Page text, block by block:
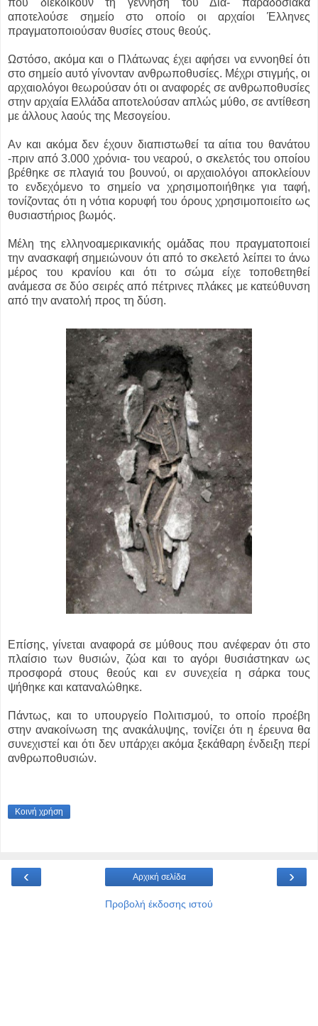
που διεκδικούν τη γέννηση του Δία- παραδοσιακά
αποτελούσε σημείο στο οποίο οι αρχαίοι Έλληνες
πραγματοποιούσαν θυσίες στους θεούς.
Ωστόσο, ακόμα και ο Πλάτωνας έχει αφήσει να εννοηθεί ότι
στο σημείο αυτό γίνονταν ανθρωποθυσίες. Μέχρι στιγμής, οι
αρχαιολόγοι θεωρούσαν ότι οι αναφορές σε ανθρωποθυσίες
στην αρχαία Ελλάδα αποτελούσαν απλώς μύθο, σε αντίθεση
με άλλους λαούς της Μεσογείου.
Αν και ακόμα δεν έχουν διαπιστωθεί τα αίτια του θανάτου
-πριν από 3.000 χρόνια- του νεαρού, ο σκελετός του οποίου
βρέθηκε σε πλαγιά του βουνού, οι αρχαιολόγοι αποκλείουν
το ενδεχόμενο το σημείο να χρησιμοποιήθηκε για ταφή,
τονίζοντας ότι η νότια κορυφή του όρους χρησιμοποιείτο ως
θυσιαστήριος βωμός.
Μέλη της ελληνοαμερικανικής ομάδας που πραγματοποιεί
την ανασκαφή σημειώνουν ότι από το σκελετό λείπει το άνω
μέρος του κρανίου και ότι το σώμα είχε τοποθετηθεί
ανάμεσα σε δύο σειρές από πέτρινες πλάκες με κατεύθυνση
από την ανατολή προς τη δύση.
Επίσης, γίνεται αναφορά σε μύθους που ανέφεραν ότι στο
πλαίσιο των θυσιών, ζώα και το αγόρι θυσιάστηκαν ως
προσφορά στους θεούς και εν συνεχεία η σάρκα τους
ψήθηκε και καταναλώθηκε.
Πάντως, και το υπουργείο Πολιτισμού, το οποίο προέβη
στην ανακοίνωση της ανακάλυψης, τονίζει ότι η έρευνα θα
συνεχιστεί και ότι δεν υπάρχει ακόμα ξεκάθαρη ένδειξη περί
ανθρωποθυσιών.
Κοινή χρήση
‹ ›
Αρχική σελίδα
Προβολή έκδοσης ιστού